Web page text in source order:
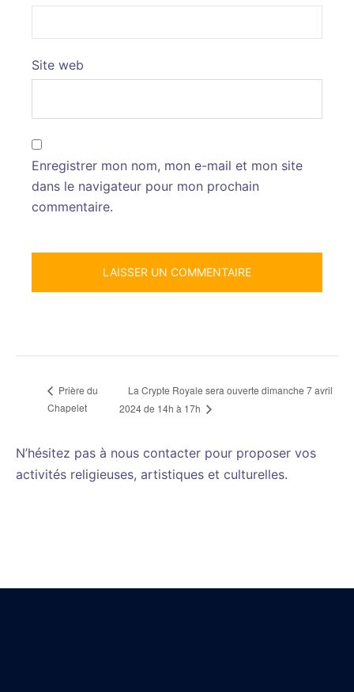
Site web
Enregistrer mon nom, mon e-mail et mon site
dans le navigateur pour mon prochain
commentaire.
Prière du
Chapelet
La Crypte Royale sera ouverte dimanche 7 avril
2024 de 14h à 17h
N’hésitez pas à nous contacter pour proposer vos
activités religieuses, artistiques et culturelles.